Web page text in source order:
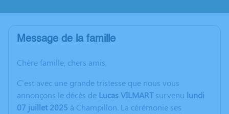
Message de la famille
Chère famille, chers amis,
C'est avec une grande tristesse que nous vous
annonçons le décès de Lucas VILMARTsurvenu lundi
07 juillet 2025 à Champillon. La cérémonie ses